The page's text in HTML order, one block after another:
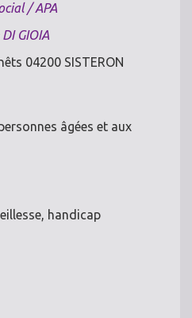
/ APA
GIOIA
04200 SISTERON
âgées et aux
handicap